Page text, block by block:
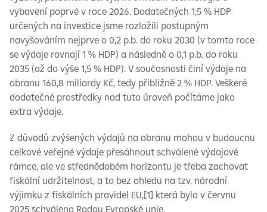
vybavení poprvé v roce 2026. Dodatečných 1,5 % HDP
určených na investice jsme rozložili postupným
navyšováním nejprve o 0,2 p.b. do roku 2030 (v tomto roce
se výdaje rovnají 1 % HDP) a následně o 0,1 p.b. do roku
2035 (až do výše 1,5 % HDP). V současnosti činí výdaje na
obranu 160,8 miliardy Kč, tedy přibližně 2 % HDP. Veškeré
dodatečné prostředky nad tuto úroveň počítáme jako
extra výdaje.
Z důvodů zvýšených výdajů na obranu mohou v budoucnu
celkové veřejné výdaje přesáhnout schválené výdajové
rámce, ale ve střednědobém horizontu je třeba zachovat
fiskální udržitelnost, a to bez ohledu na tzv. národní
výjimku z fiskálních pravidel EU,[1] která byla v červnu
2025 schválena Radou Evropské unie.